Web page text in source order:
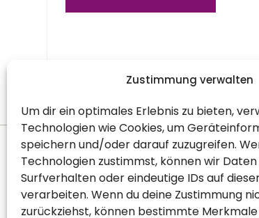
Zustimmung verwalten
Um dir ein optimales Erlebnis zu bieten,
Technologien wie Cookies, um
speichern und/oder darauf zuzugreifen.
Technologien zustimmst, können wir Daten
Surfverhalten oder eindeutige IDs auf
verarbeiten. Wenn du deine Zustimmung
zurückziehst, können bestimmte
Willkommen
Shopseite